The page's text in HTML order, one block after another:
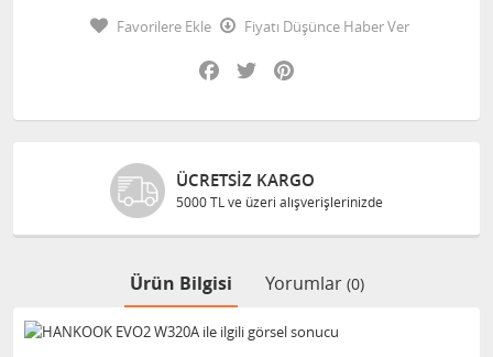
Favorilere Ekle
Fiyatı Düşünce Haber Ver
Facebook
Twitter
ÜCRETSIZ KARGO
5000 TL ve üzeri alışverişlerinizde
Ürün Bilgisi Yorumlar (0)